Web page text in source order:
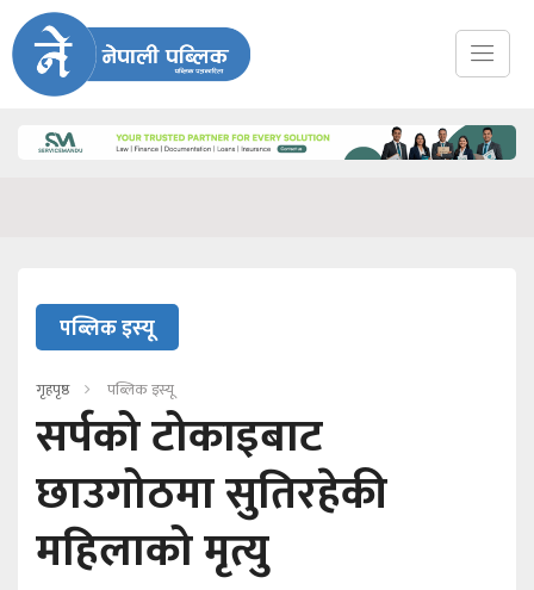
पब्लिक इस्यू
गृहपृष्ठ पब्लिक इस्यू
सर्पको टोकाइबाट
छाउगोठमा सुतिरहेकी
महिलाको मृत्यु